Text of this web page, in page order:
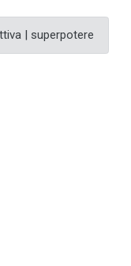
| superpotere